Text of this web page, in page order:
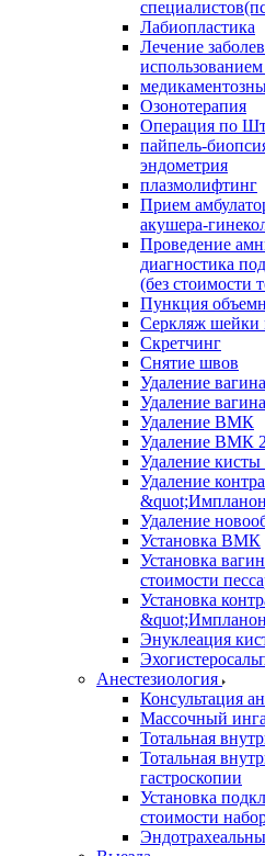
Лабиопластика
Лечение
Озонотерапия
Операция по
пайпель-
эндометрия
плазмолифтинг
Прием
акушера-
Проведение
диагностика
(без стоимости
Пункция
Серкляж шейки
Скретчинг
Снятие швов
Удаление
Удаление
Удаление ВМК
Удаление ВМК
Удаление
Удаление
Удаление
Установка ВМК
Установка
стоимости
Установка
Энуклеация
Анестезиология
Консультация
Массочный
Тотальная
Тотальная
гастроскопии
Установка
стоимости